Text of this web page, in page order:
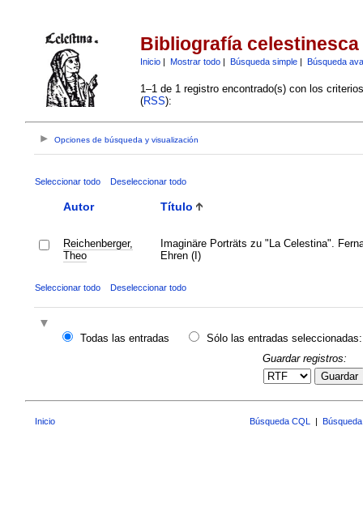
Bibliografía celestinesca
Inicio| Mostrar todo| Búsqueda simple| Búsqueda
1–1 de 1 registro encontrado(s) con los
(RSS):
Opciones de búsqueda y visualización
Seleccionar todo Deseleccionar todo
Autor Título
Reichenberger,
Theo
Imaginäre Porträts zu "La Celestina".
Ehren (I)
Seleccionar todo Deseleccionar todo
Todas las entradas
Sólo las entradas seleccionadas:
Guardar registros:
Guardar
Inicio Búsqueda CQL